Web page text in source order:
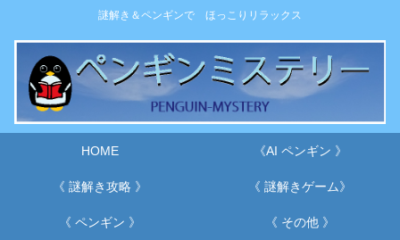
謎解き＆ペンギンで ほっこりリラックス
HOME 《AI ペンギン 》
《 謎解き攻略 》 《 謎解きゲーム》
《 ペンギン 》 《 その他 》